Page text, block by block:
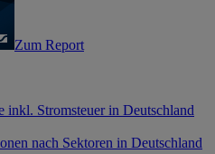
Zum Report
inkl. Stromsteuer in Deutschland
nach Sektoren in Deutschland